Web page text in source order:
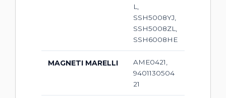
L,
SSH5008YJ,
SSH5008ZL,
SSH6008HE
MAGNETI MARELLI
AME0421,
9401130504
21